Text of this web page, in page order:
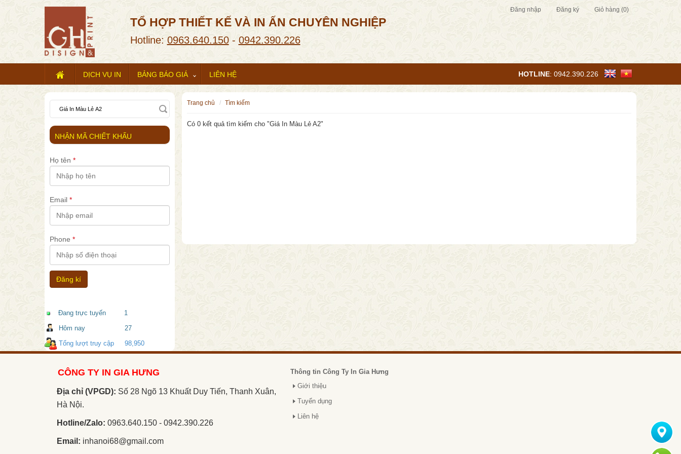
TỔ HỢP THIẾT KẾ VÀ IN ẤN CHUYÊN NGHIỆP
Hotline: 0963.640.150- 0942.390.226
Đăng nhập Đăng ký Giỏ hàng (0)
HOTLINE: 0942.390.226
DỊCH VỤ IN BẢNG BÁO GIÁ LIÊN HỆ
NHẬN MÃ CHIẾT KHẤU
Họ tên *
Email *
Phone *
Đang trực tuyến
1
Hôm nay
27
Tổng lượt truy cập
98,950
trang chủ tìm kiếm
Có 0 kết quả tìm kiếm cho "Giá In Màu Lẻ A2"
CÔNG TY IN GIA HƯNG
Địa chỉ (VPGD): Số 28 Ngõ 13 Khuất Duy Tiến, Thanh Xuân,
Hà Nội.
Hotline/Zalo: 0963.640.150 - 0942.390.226
Email: inhanoi68@gmail.com
Thông tin Công Ty In Gia Hưng
Giới thiệu
Tuyển dụng
Liên hệ